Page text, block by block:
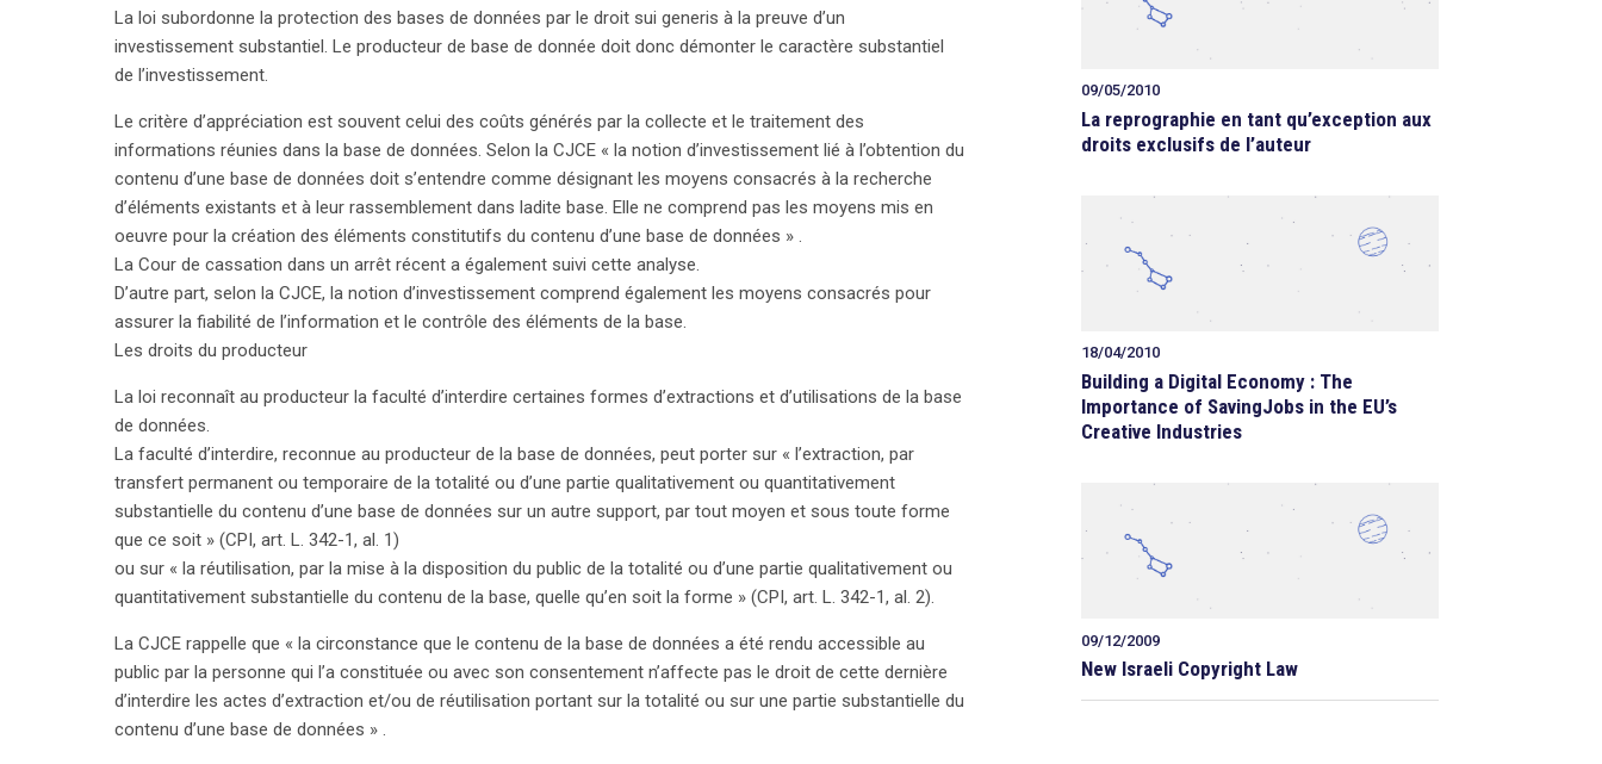
La loi subordonne la protection des bases de données par le droit sui generis à la preuve d’un
investissement substantiel. Le producteur de base de donnée doit donc démonter le caractère substantiel
de l’investissement.
Le critère d’appréciation est souvent celui des coûts générés par la collecte et le traitement des
informations réunies dans la base de données. Selon la CJCE « la notion d’investissement lié à l’obtention du
contenu d’une base de données doit s’entendre comme désignant les moyens consacrés à la recherche
d’éléments existants et à leur rassemblement dans ladite base. Elle ne comprend pas les moyens mis en
oeuvre pour la création des éléments constitutifs du contenu d’une base de données » .
La Cour de cassation dans un arrêt récent a également suivi cette analyse.
D’autre part, selon la CJCE, la notion d’investissement comprend également les moyens consacrés pour
assurer la fiabilité de l’information et le contrôle des éléments de la base.
Les droits du producteur
La loi reconnaît au producteur la faculté d’interdire certaines formes d’extractions et d’utilisations de la base
de données.
La faculté d’interdire, reconnue au producteur de la base de données, peut porter sur « l’extraction, par
transfert permanent ou temporaire de la totalité ou d’une partie qualitativement ou quantitativement
substantielle du contenu d’une base de données sur un autre support, par tout moyen et sous toute forme
que ce soit » (CPI, art. L. 342-1, al. 1)
ou sur « la réutilisation, par la mise à la disposition du public de la totalité ou d’une partie qualitativement ou
quantitativement substantielle du contenu de la base, quelle qu’en soit la forme » (CPI, art. L. 342-1, al. 2).
La CJCE rappelle que « la circonstance que le contenu de la base de données a été rendu accessible au
public par la personne qui l’a constituée ou avec son consentement n’affecte pas le droit de cette dernière
d’interdire les actes d’extraction et/ou de réutilisation portant sur la totalité ou sur une partie substantielle du
contenu d’une base de données » .
09/05/2010
La reprographie en tant qu’exception aux
droits exclusifs de l’auteur
18/04/2010
Building a Digital Economy : The
Importance of SavingJobs in the EU’s
Creative Industries
09/12/2009
New Israeli Copyright Law
search